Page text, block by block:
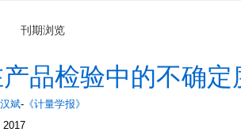
刊期浏览
品检验中的不确
斌- 《计量学报》
2017